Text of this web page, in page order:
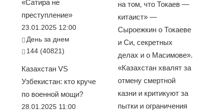
«Сатира не
преступление»
23.01.2025 12:00
День за днем
144 (40821)
Казахстан VS
Узбекистан: кто круче
по военной мощи?
28.01.2025 11:00
на том, что Токаев —
китаист» —
Сыроежкин о Токаеве
и Си, секретных
делах и о Масимове».
«Казахстан хвалят за
отмену смертной
казни и критикуют за
пытки и ограничения